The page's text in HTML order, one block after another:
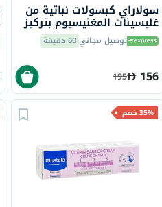
سولاراي كبسولات نباتية من
غليسينات المغنيسيوم بتركيز
350 ملجم لصحة العظام
والعضلات حزمة من 120
توصيل مجاني60 دقيقة
156
195
35% خصم